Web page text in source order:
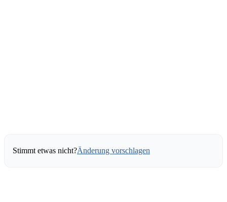
Stimmt etwas nicht?Änderung vorschlagen